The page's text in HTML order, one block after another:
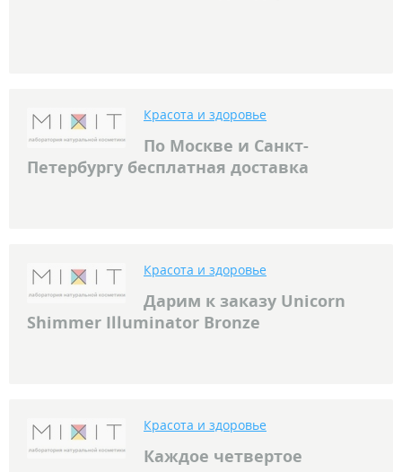
Красота и здоровье
По Москве и Санкт-
Петербургу бесплатная доставка
Красота и здоровье
Дарим к заказу Unicorn
Shimmer Illuminator Bronze
Красота и здоровье
Каждое четвертое